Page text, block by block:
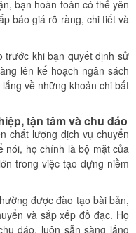
bạn hoàn toàn có thể yên
báo giá rõ ràng, chi tiết và
trước khi bạn quyết định sử
lên kế hoạch ngân sách
về những khoản chi bất
tận tâm và chu đáo
chất lượng dịch vụ chuyển
nói, họ chính là bộ mặt của
trong việc tạo dựng niềm
được đào tạo bài bản,
và sắp xếp đồ đạc. Họ
đáo, luôn sẵn sàng lắng